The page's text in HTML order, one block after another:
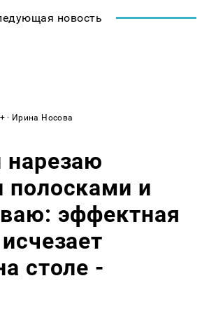
новость
· Ирина Носова
нарезаю
полосками и
эффектная
столе -